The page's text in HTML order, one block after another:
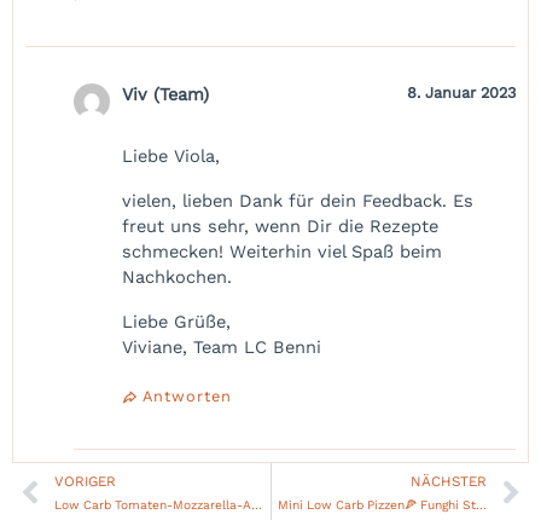
Viv (Team) 8. Januar 2023
Liebe Viola,
vielen, lieben Dank für dein Feedback. Es
freut uns sehr, wenn Dir die Rezepte
schmecken! Weiterhin viel Spaß beim
Nachkochen.
Liebe Grüße,
Viviane, Team LC Benni
Antworten
Zurück
VORIGER
Low Carb Tomaten-Mozzarella-Auflauf mit Hähnchen -Caprese mal anders!
NÄCHSTER
Mini Low Carb Pizzen🍕 Funghi Style